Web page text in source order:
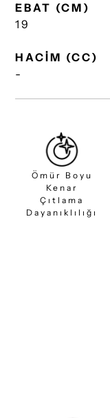
EBAT (CM)
19
HACİM (CC)
-
Ömür Boyu
Kenar
Çıtlama
Dayanıklılığı